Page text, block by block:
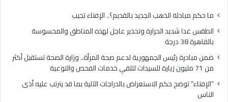
ما حكم مبادلة الذهب الجديد بالقديم؟.. الإفتاء تجيب
الطقس غدا شديد الحرارة وتحذير عاجل لهذه المناطق والمحسوسة
بالقاهرة 38 درجة
ضمن مبادرة رئيس الجمهورية لدعم صحة المرأة.. وزارة الصحة تستقبل أكثر
من 71 مليون زيارة للسيدات لتلقي خدمات الفحص والتوعية
“الإفتاء” توضح حكم الاستعراض بالدراجات الآلية بما قد يترتب عليه أذى
الناس